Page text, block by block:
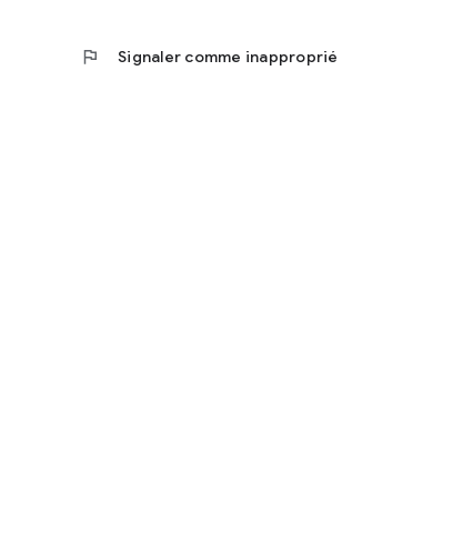
flag Signaler comme inapproprié